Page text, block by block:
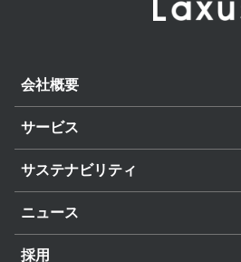
会社概要
サービス
サステナビリティ
ニュース
採用